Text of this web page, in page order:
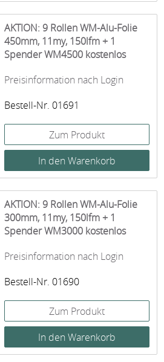
AKTION: 9 Rollen WM-Alu-Folie
450mm, 11my, 150lfm + 1
Spender WM4500 kostenlos
Preisinformation nach Login
Bestell-Nr. 01691
Zum Produkt
AKTION: 9 Rollen WM-Alu-Folie
300mm, 11my, 150lfm + 1
Spender WM3000 kostenlos
Preisinformation nach Login
Bestell-Nr. 01690
Zum Produkt